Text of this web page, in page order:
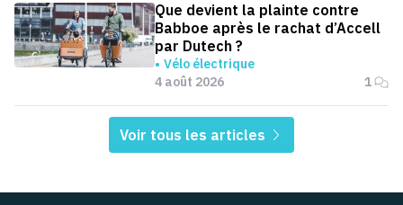
Que devient la plainte contre
Babboe après le rachat d’Accell
par Dutech ?
Vélo électrique
4 août 2026
1
Voir tous les articles